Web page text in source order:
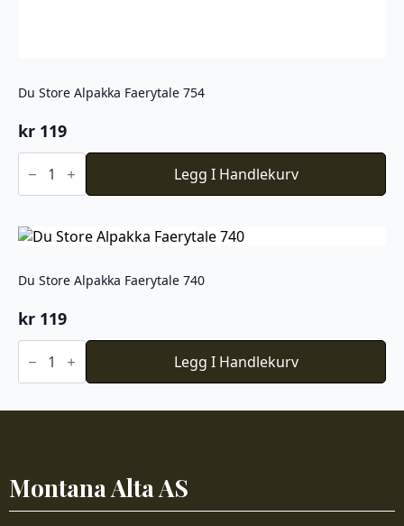
Du Store Alpakka Faerytale 754
kr 119
Du
Store
Faerytale
antall
Legg I Handlekurv
Du Store Alpakka Faerytale 740
kr 119
Du
Store
Faerytale
Legg I Handlekurv
Montana Alta AS